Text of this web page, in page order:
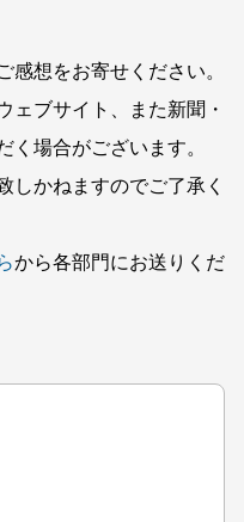
感想をお寄せください。
ェブサイト、また新聞・
く場合がございます。
かねますのでご了承く
から各部門にお送りくだ